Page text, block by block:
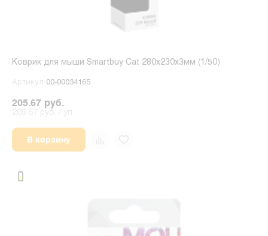
Коврик для мыши Smartbuy Cat 280x230x3мм (1/50)
Артикул 00-00034165
205.67 руб.
В корзину